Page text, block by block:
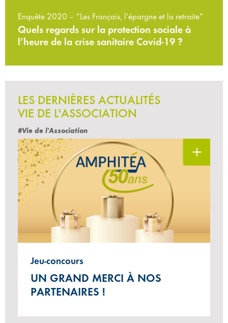
Enquête 2020 – “Les Français, l’épargne et la retraite”
Quels regards sur la protection sociale à
l’heure de la crise sanitaire Covid-19 ?
LES DERNIÈRES ACTUALITÉS
VIE DE L'ASSOCIATION
#Vie de l'Association
Jeu-concours
UN GRAND MERCI À NOS
PARTENAIRES !